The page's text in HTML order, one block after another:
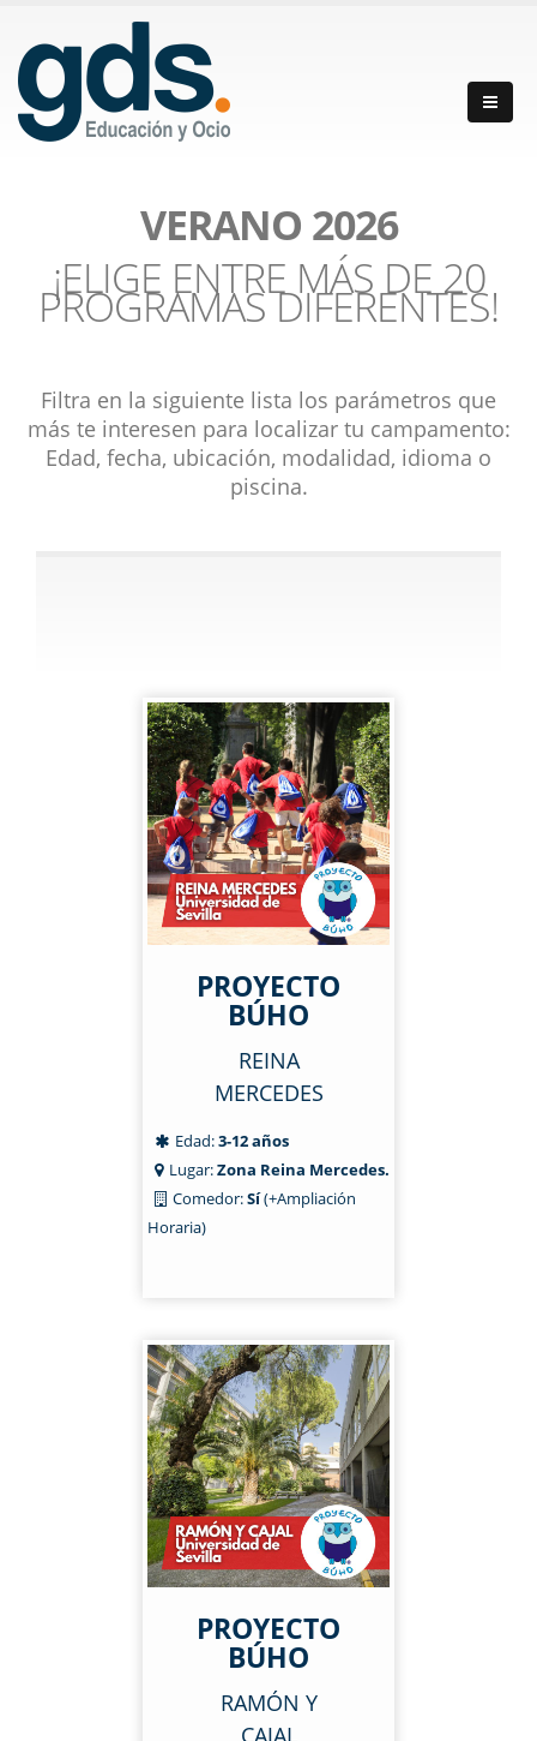
VERANO 2026
¡ELIGE ENTRE MÁS DE 20
PROGRAMAS DIFERENTES!
Filtra en la siguiente lista los parámetros que
más te interesen para localizar tu campamento:
Edad, fecha, ubicación, modalidad, idioma o
piscina.
PROYECTO
BÚHO
REINA
MERCEDES
Edad:3-12 años
Lugar:Zona Reina Mercedes.
Comedor:Sí(+Ampliación
Horaria)
PROYECTO
BÚHO
RAMÓN Y
CAJAL